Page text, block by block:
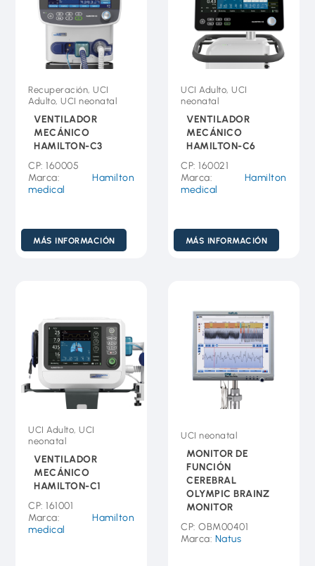
Recuperación, UCI
Adulto, UCI neonatal
VENTILADOR
MECÁNICO
HAMILTON-C3
CP: 160005
Marca: Hamilton
medical
MÁS INFORMACIÓN
UCI Adulto, UCI
neonatal
VENTILADOR
MECÁNICO
HAMILTON-C6
CP: 160021
Marca: Hamilton
medical
MÁS INFORMACIÓN
UCI Adulto, UCI
neonatal
VENTILADOR
MECÁNICO
HAMILTON-C1
CP: 161001
Marca: Hamilton
medical
UCI neonatal
MONITOR DE
FUNCIÓN
CEREBRAL
OLYMPIC BRAINZ
MONITOR
CP: OBM00401
Marca: Natus